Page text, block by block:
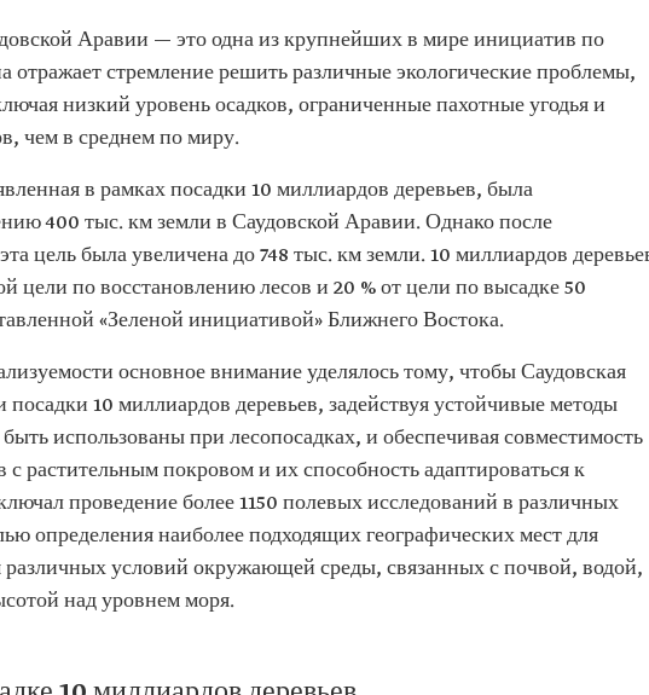
Аравии — это одна из крупнейших в мире инициатив по
отражает стремление решить различные экологические проблемы,
низкий уровень осадков, ограниченные пахотные угодья и
чем в среднем по миру.
в рамках посадки 10 миллиардов деревьев, была
400 тыс. км земли в Саудовской Аравии. Однако после
цель была увеличена до 748 тыс. км земли. 10 миллиардов
цели по восстановлению лесов и 20 % от цели по высадке 50
«Зеленой инициативой» Ближнего Востока.
основное внимание уделялось тому, чтобы Саудовская
посадки 10 миллиардов деревьев, задействуя устойчивые методы
использованы при лесопосадках, и обеспечивая совместимость
растительным покровом и их способность адаптироваться к
проведение более 1150 полевых исследований в различных
определения наиболее подходящих географических мест для
различных условий окружающей среды, связанных с почвой, водой,
над уровнем моря.